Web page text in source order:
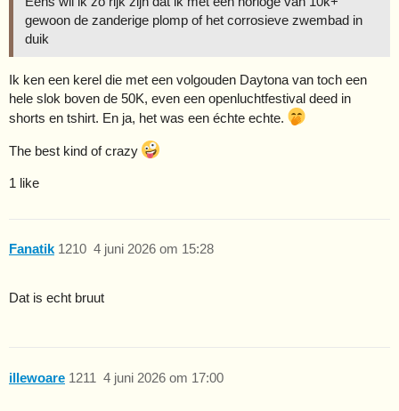
gewoon de zanderige plomp of het corrosieve zwembad in
duik
Ik ken een kerel die met een volgouden Daytona van toch een
hele slok boven de 50K, even een openluchtfestival deed in
shorts en tshirt. En ja, het was een échte echte.
The best kind of crazy
1 like
Fanatik 4 juni 2026 om 15:28
1210
Dat is echt bruut
illewoare 4 juni 2026 om 17:00
1211